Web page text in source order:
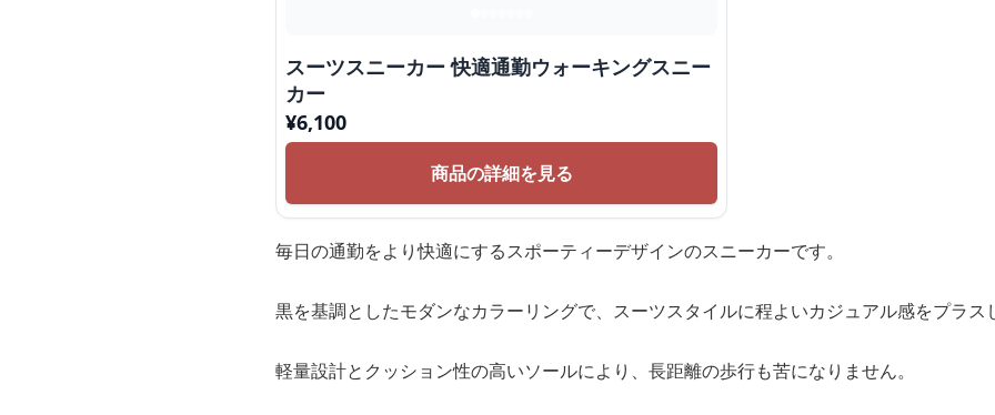
スーツスニーカー 快適通勤ウォーキングスニー
カー
¥6,100
商品の詳細を見る
毎日の通勤をより快適にするスポーティーデザインのスニーカーです。
黒を基調としたモダンなカラーリングで、スーツスタイルに程よいカジュアル感をプラス
軽量設計とクッション性の高いソールにより、長距離の歩行も苦になりません。